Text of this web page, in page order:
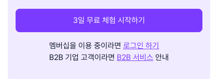
3일 무료 체험 시작하기
멤버십을 이용 중이라면 로그인 하기
B2B 기업 고객이라면 B2B 서비스 안내